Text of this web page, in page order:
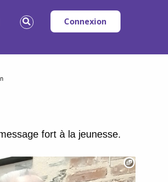
Connexion
fort à la jeunesse.